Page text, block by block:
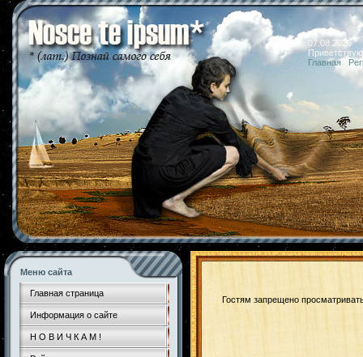
07.08.2026
Главная
Меню сайта
Главная страница
Информация о сайте
Н О В И Ч К А М !
Гостям запрещено